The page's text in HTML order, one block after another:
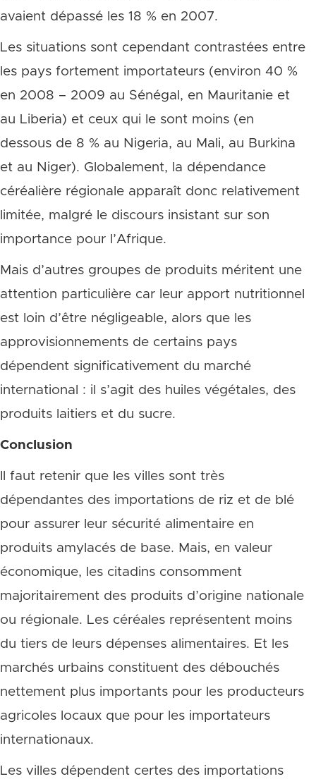
avaient dépassé les 18 % en 2007.
Les situations sont cependant contrastées entre
les pays fortement importateurs (environ 40 %
en 2008 – 2009 au Sénégal, en Mauritanie et
au Liberia) et ceux qui le sont moins (en
dessous de 8 % au Nigeria, au Mali, au Burkina
et au Niger). Globalement, la dépendance
céréalière régionale apparaît donc relativement
limitée, malgré le discours insistant sur son
importance pour l’Afrique.
Mais d’autres groupes de produits méritent une
attention particulière car leur apport nutritionnel
est loin d’être négligeable, alors que les
approvisionnements de certains pays
dépendent significativement du marché
international : il s’agit des huiles végétales, des
produits laitiers et du sucre.
Conclusion
Il faut retenir que les villes sont très
dépendantes des importations de riz et de blé
pour assurer leur sécurité alimentaire en
produits amylacés de base. Mais, en valeur
économique, les citadins consomment
majoritairement des produits d’origine nationale
ou régionale. Les céréales représentent moins
du tiers de leurs dépenses alimentaires. Et les
marchés urbains constituent des débouchés
nettement plus importants pour les producteurs
agricoles locaux que pour les importateurs
internationaux.
Les villes dépendent certes des importations